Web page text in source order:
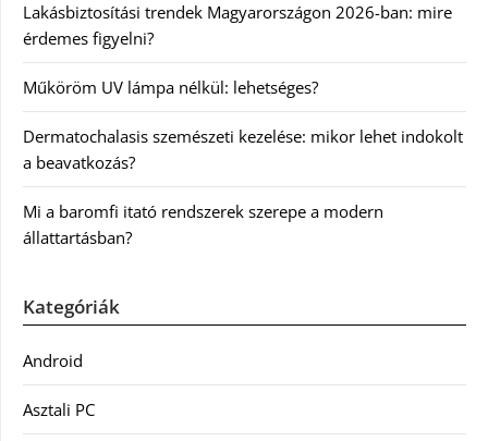
Lakásbiztosítási trendek Magyarországon 2026-ban: mire
érdemes figyelni?
Műköröm UV lámpa nélkül: lehetséges?
Dermatochalasis szemészeti kezelése: mikor lehet indokolt
a beavatkozás?
Mi a baromfi itató rendszerek szerepe a modern
állattartásban?
Kategóriák
Android
Asztali PC